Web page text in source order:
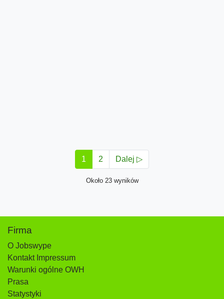
1 2 Dalej ▷
Około 23 wyników
Firma
O Jobswype
Kontakt Impressum
Warunki ogólne OWH
Prasa
Statystyki